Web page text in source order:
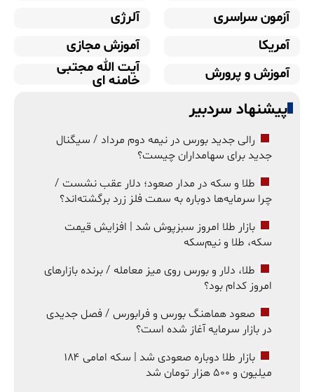
آزمون سراسری
آلرژی
آمریکا
آموزش مجازی
آموزش و پرورش
آیت الله مجتبی
خامنه ای
پیشنهاد سردبیر
رالی جدید بورس در نیمه دوم مرداد / سیگنال
جدید برای سهامداران چیست؟
طلا و سکه در مدار صعود؛ دلار عقب نشست /
چرا سرمایه‌ها دوباره به سمت فلز زرد برگشته‌اند؟
بازار طلا امروز سبزپوش شد | افزایش قیمت
سکه، طلا و نیم‌سکه
طلا، دلار و بورس روی میز معامله / برنده بازارهای
امروز کدام بود؟
صعود هماهنگ بورس و فرابورس / فصل جدیدی
در بازار سرمایه آغاز شده است؟
بازار طلا دوباره صعودی شد | سکه امامی ۱۸۴
میلیون و ۵۰۰ هزار تومان شد